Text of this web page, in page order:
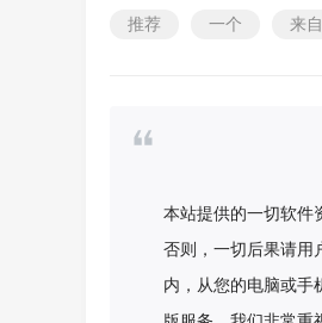
推荐 一个 来自
本站提供的一切软件
否则，一切后果请用
内，从您的电脑或手